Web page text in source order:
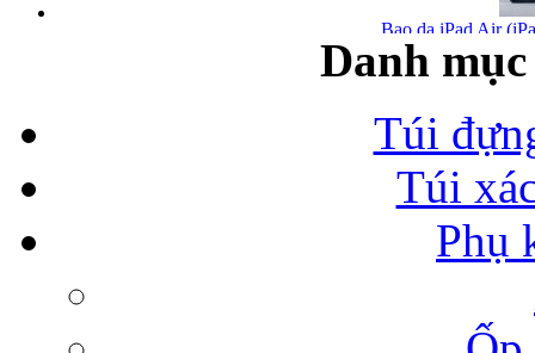
Bao da iPad Air
Bao da iPad Air
Danh
Túi
Túi
Phụ